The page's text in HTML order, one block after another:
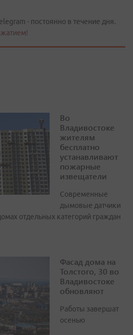
- постоянно в течение дня.
Во
Владивостоке
жителям
бесплатно
устанавливают
пожарные
извещатели
Современные
дымовые датчики
отдельных категорий граждан
Фасад дома на
Толстого, 30 во
Владивостоке
обновляют
Работы завершат
осенью